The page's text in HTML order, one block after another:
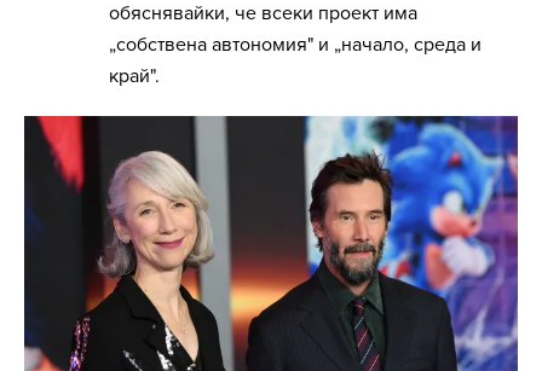
обяснявайки, че всеки проект има
„собствена автономия" и „начало, среда и
край".